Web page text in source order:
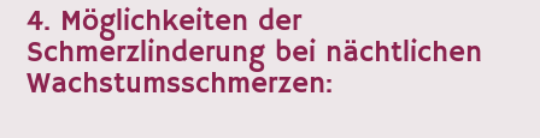
4. Möglichkeiten der
Schmerzlinderung bei nächtlichen
Wachstumsschmerzen: